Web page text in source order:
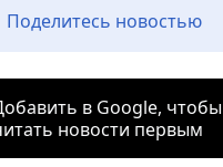
Поделитесь новостью
в Google, чтобы
новости первым